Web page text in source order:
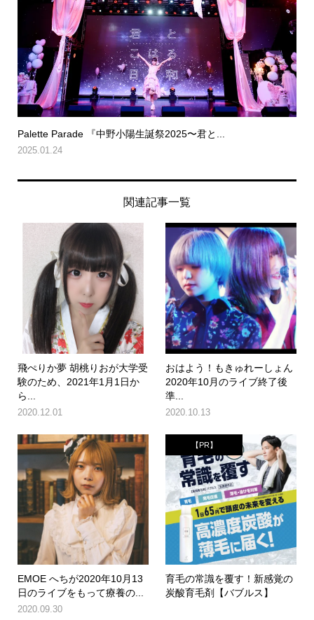
Palette Parade 『中野小陽生誕祭2025〜君と...
2025.01.24
関連記事一覧
飛ぺりか夢 胡桃りおが大学受
験のため、2021年1月1日か
ら...
2020.12.01
おはよう！もきゅれーしょん
2020年10月のライブ終了後
準...
2020.10.13
EMOE へちが2020年10月13
日のライブをもって療養の...
2020.09.30
【PR】
育毛の常識を覆す！新感覚の
炭酸育毛剤【バブルス】